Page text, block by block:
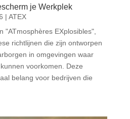
je Werkplek
| ATEX
"ATmosphères EXplosibles",
richtlijnen die zijn ontworpen
in omgevingen waar
voorkomen. Deze
belang voor bedrijven die